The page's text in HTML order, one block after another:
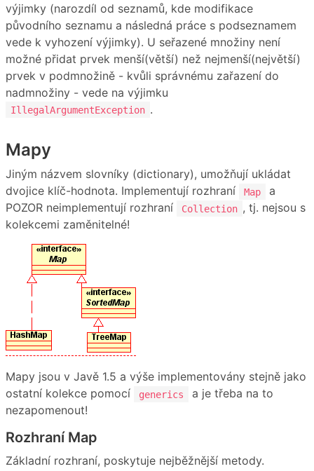
výjimky (narozdíl od seznamů, kde modifikace
původního seznamu a následná práce s podseznamem
vede k vyhození výjimky). U seřazené množiny není
možné přidat prvek menší(větší) než nejmenší(největší)
prvek v podmnožině - kvůli správnému zařazení do
nadmnožiny - vede na výjimku
IllegalArgumentException .
Mapy
Jiným názvem slovníky (dictionary), umožňují ukládat
dvojice klíč-hodnota. Implementují rozhraní
Map
a
POZOR neimplementují rozhraní
Collection , tj. nejsou s
kolekcemi zaměnitelné!
Mapy jsou v Javě 1.5 a výše implementovány stejně jako
ostatní kolekce pomocí
generics
a je třeba na to
nezapomenout!
Rozhraní Map
Základní rozhraní, poskytuje nejběžnější metody.